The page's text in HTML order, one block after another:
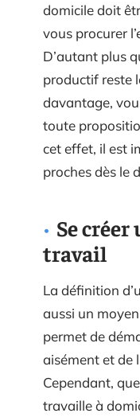
domicile doit
vous procurer
D’autant plus
productif reste
davantage,
toute
cet effet, il est
proches dès le
Se
travail
La définition
aussi un
permet de
aisément et de
Cependant,
travaille à